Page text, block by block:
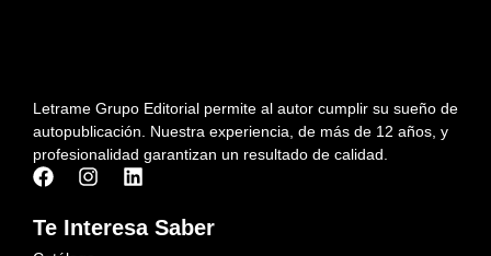
Letrame Grupo Editorial permite al autor cumplir su sueño de
autopublicación. Nuestra experiencia, de más de 12 años, y
profesionalidad garantizan un resultado de calidad.
Te Interesa Saber